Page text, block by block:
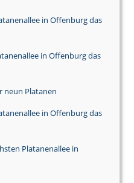
in Offenburg das
in Offenburg das
neun Platanen
in Offenburg das
Platanenallee in